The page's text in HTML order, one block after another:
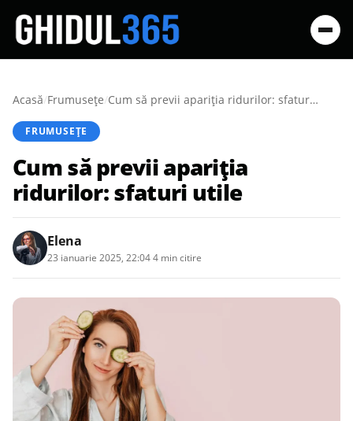
Acasă/Frumusețe/ Cum să previi apariția ridurilor: sfaturi utile
FRUMUSEȚE
Cum să previi apariția
ridurilor: sfaturi utile
Elena
23 ianuarie 2025, 22:044 min citire